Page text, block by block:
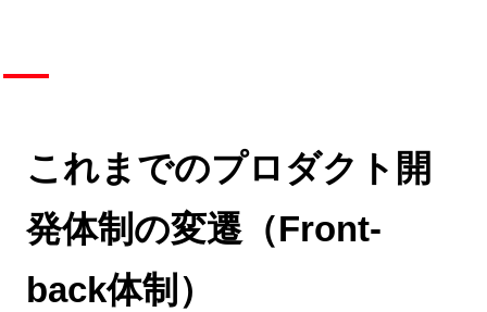
これまでのプロダクト開
発体制の変遷（Front-
back体制）